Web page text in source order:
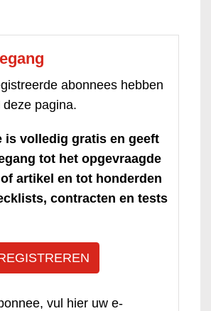
abonnees hebben
pagina.
is volledig gratis en geeft
tot het opgevraagde
artikel en tot honderden
contracten en tests
vul hier uw e-